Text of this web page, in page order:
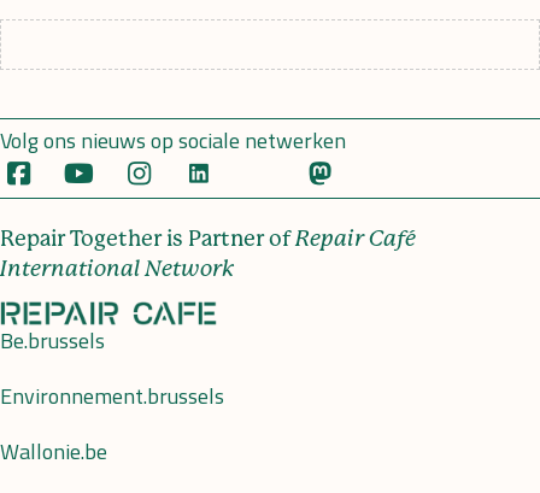
Volg ons nieuws op sociale netwerken
Repair Together is Partner ofRepair Café
International Network
Be.brussels
Environnement.brussels
Wallonie.be